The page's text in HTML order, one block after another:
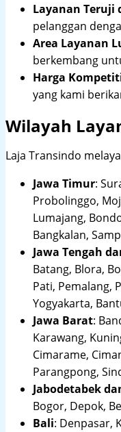
Layanan Teruji
pelanggan
Area Layanan
berkembang
Harga
yang kami
Wilayah
Laja Transindo
Jawa Timur:
Probolinggo,
Lumajang,
Bangkalan,
Jawa Tengah
Batang, Blora,
Pati, Pemalang,
Yogyakarta,
Jawa Barat:
Karawang,
Cimarame,
Parangpong,
Jabodetabek
Bogor, Depok,
Bali: Denpasar,